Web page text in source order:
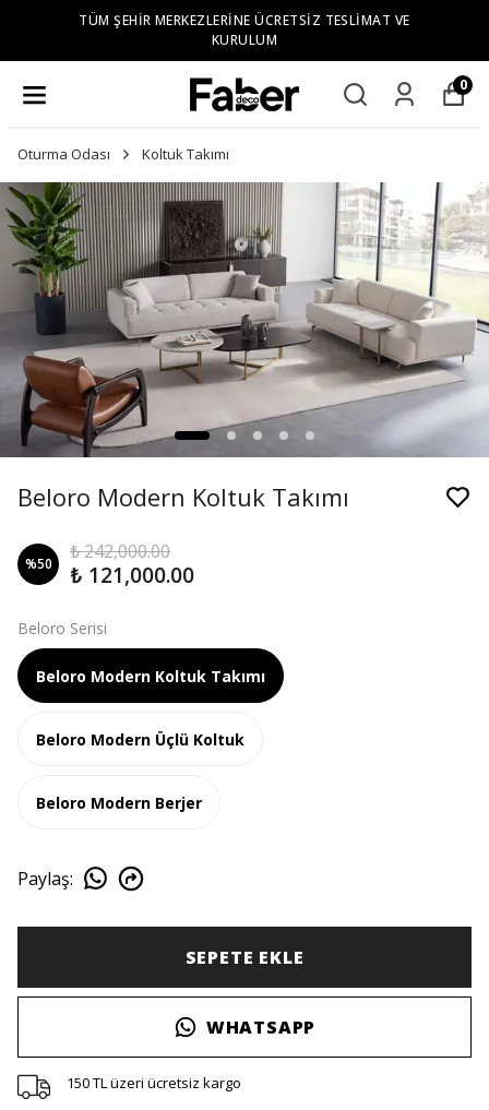
TÜM ŞEHIR MERKEZLERINE ÜCRETSIZ TESLIMAT VE
KURULUM
0
Oturma Odası Koltuk Takımı
Beloro Modern Koltuk Takımı
%50
₺ 242,000.00
₺ 121,000.00
Beloro Serisi
Beloro Modern Koltuk Takımı
Beloro Modern Üçlü Koltuk
Beloro Modern Berjer
Paylaş:
SEPETE EKLE
WHATSAPP
150 TL üzeri ücretsiz kargo